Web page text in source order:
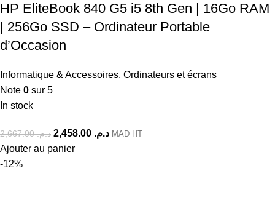
HP EliteBook 840 G5 i5 8th Gen | 16Go RAM
| 256Go SSD – Ordinateur Portable
d’Occasion
Informatique & Accessoires, Ordinateurs et écrans
Note 0 sur 5
In stock
د.م.2,667.00 د.م. MAD HT
Ajouter au panier
-12%